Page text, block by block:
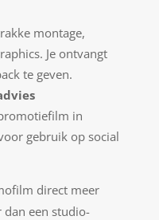
montage,
Je ontvangt
te geven.
in
gebruik op social
direct meer
dan een studio-